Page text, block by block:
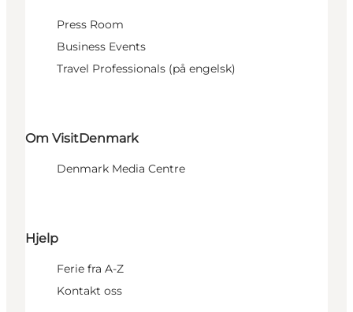
Press Room
Business Events
Travel Professionals (på engelsk)
Om VisitDenmark
Denmark Media Centre
Hjelp
Ferie fra A-Z
Kontakt oss